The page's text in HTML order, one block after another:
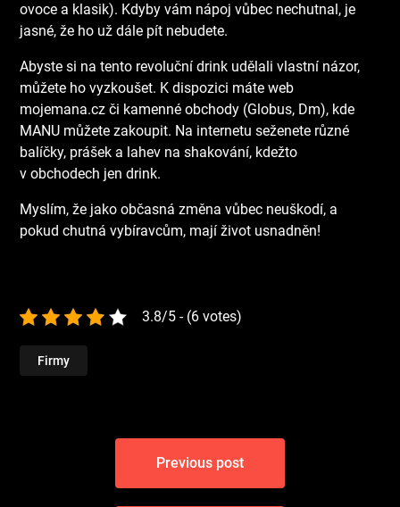
ovoce a klasik). Kdyby vám nápoj vůbec nechutnal, je
jasné, že ho už dále pít nebudete.
Abyste si na tento revoluční drink udělali vlastní názor,
můžete ho vyzkoušet. K dispozici máte web
mojemana.cz či kamenné obchody (Globus, Dm), kde
MANU můžete zakoupit. Na internetu seženete různé
balíčky, prášek a lahev na shakování, kdežto
v obchodech jen drink.
Myslím, že jako občasná změna vůbec neuškodí, a
pokud chutná vybíravcům, mají život usnadněn!
3.8/5 - (6 votes)
Firmy
Navigace
příspěvek
Previous post